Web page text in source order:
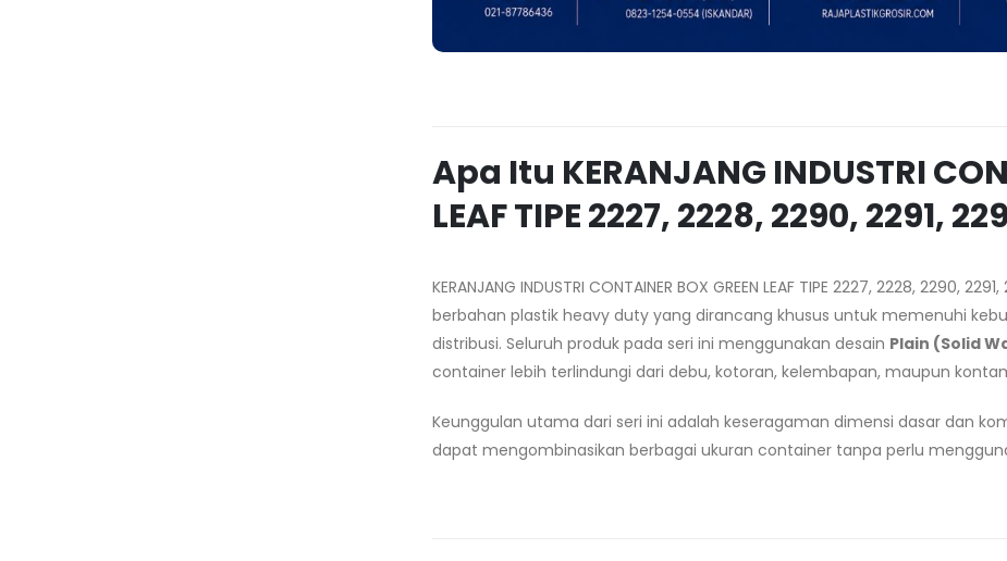
Apa Itu KERANJANG INDUSTRI
LEAF TIPE 2227, 2228, 2290, 2291,
KERANJANG INDUSTRI CONTAINER BOX GREEN LEAF TIPE 2227, 2228, 2290,
berbahan plastik heavy duty yang dirancang khusus untuk memenuhi
distribusi. Seluruh produk pada seri ini menggunakan desain Plain (Solid
container lebih terlindungi dari debu, kotoran, kelembapan, maupun
Keunggulan utama dari seri ini adalah keseragaman dimensi dasar dan
dapat mengombinasikan berbagai ukuran container tanpa perlu